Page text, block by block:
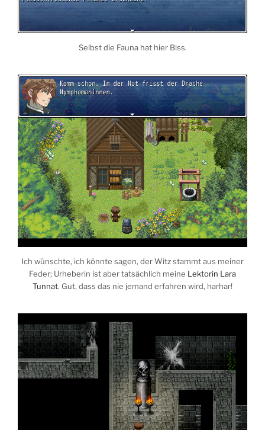
Selbst die Fauna hat hier Biss.
Ich wünschte, ich könnte sagen, der Witz stammt aus meiner
Feder; Urheberin ist aber tatsächlich meine Lektorin Lara
Tunnat. Gut, dass das nie jemand erfahren wird, harhar!